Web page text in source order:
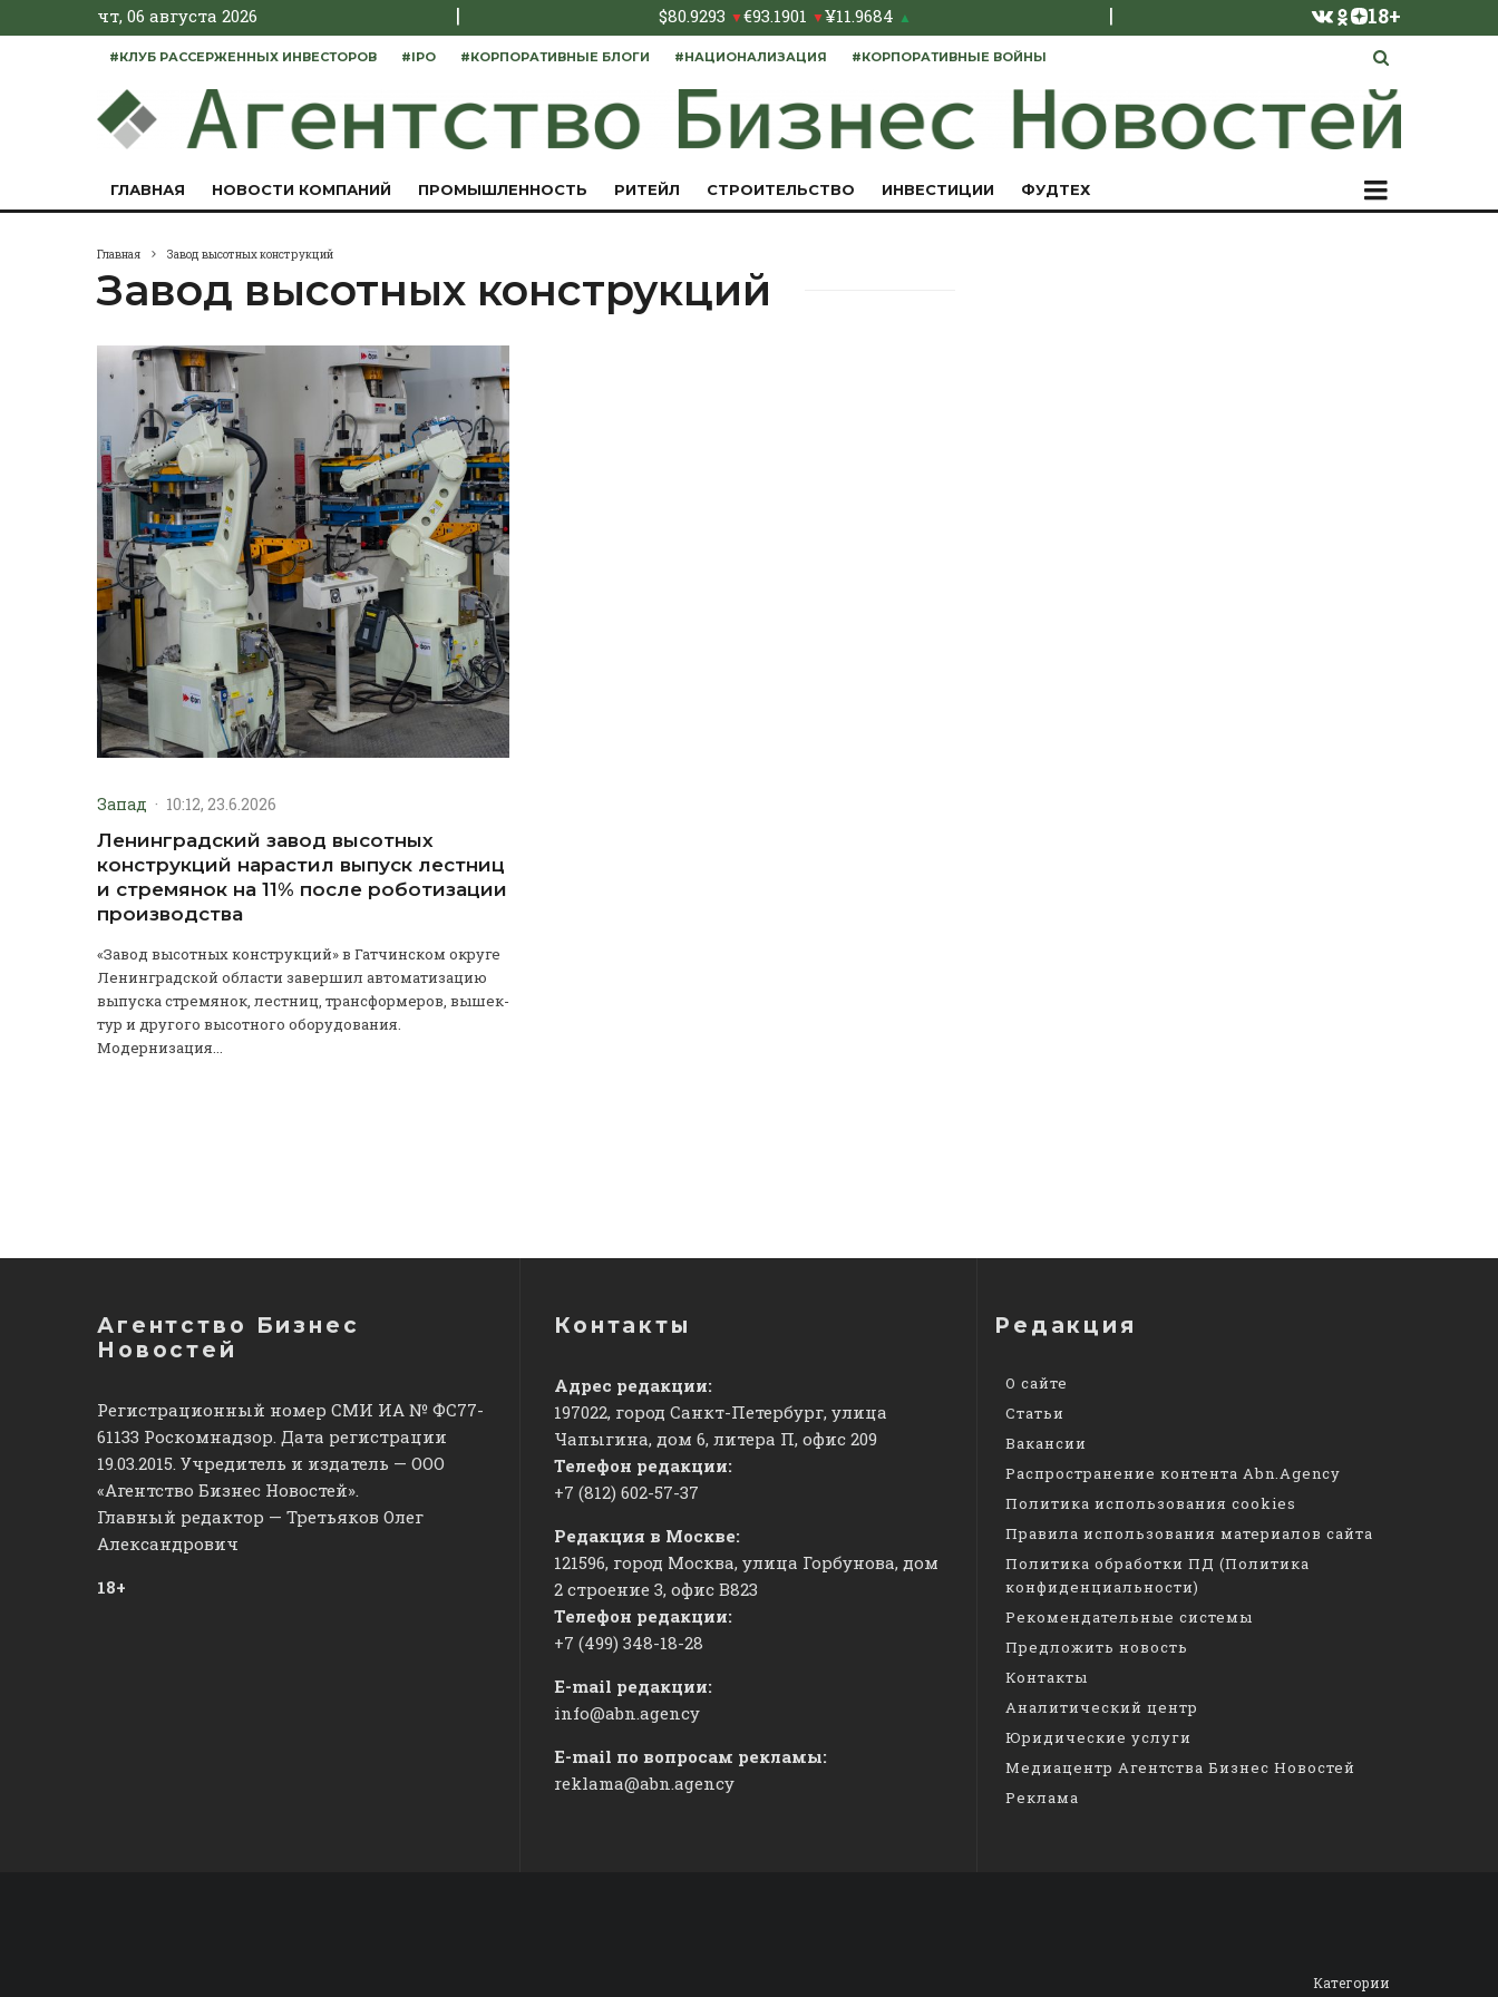
чт, 06 августа 2026 | $80.9293 ▼€93.1901 ▼¥11.9684 ▲ | 18+
#КЛУБ РАССЕРЖЕННЫХ ИНВЕСТОРОВ #IPO #КОРПОРАТИВНЫЕ БЛОГИ #НАЦИОНАЛИЗАЦИЯ #КОРПОРАТИВНЫЕ ВОЙНЫ
ГЛАВНАЯ НОВОСТИ КОМПАНИЙ ПРОМЫШЛЕННОСТЬ РИТЕЙЛ СТРОИТЕЛЬСТВО ИНВЕСТИЦИИ ФУДТЕХ
Главная Завод высотных конструкций
Завод высотных конструкций
Запад · 10:12, 23.6.2026
Ленинградский завод высотных
конструкций нарастил выпуск лестниц
и стремянок на 11% после роботизации
производства
«Завод высотных конструкций» в Гатчинском округе
Ленинградской области завершил автоматизацию
выпуска стремянок, лестниц, трансформеров, вышек-
тур и другого высотного оборудования.
Модернизация...
Агентство Бизнес
Новостей
Регистрационный номер СМИ ИА № ФС77-
61133 Роскомнадзор. Дата регистрации
19.03.2015. Учредитель и издатель — ООО
«Агентство Бизнес Новостей».
Главный редактор — Третьяков Олег
Александрович
18+
Контакты
Адрес редакции:
197022, город Санкт-Петербург, улица
Чапыгина, дом 6, литера П, офис 209
Телефон редакции:
+7 (812) 602-57-37
Редакция в Москве:
121596, город Москва, улица Горбунова, дом
2 строение 3, офис ​В823
Телефон редакции:
+7 (499) 348-18-28
E-mail редакции:
info@abn.agency
E-mail по вопросам рекламы:
reklama@abn.agency
Редакция
О сайте
Статьи
Вакансии
Распространение контента Abn.Agency
Политика использования cookies
Правила использования материалов сайта
Политика обработки ПД (Политика
конфиденциальности)
Рекомендательные системы
Предложить новость
Контакты
Аналитический центр
Юридические услуги
Медиацентр Агентства Бизнес Новостей
Реклама
Категории